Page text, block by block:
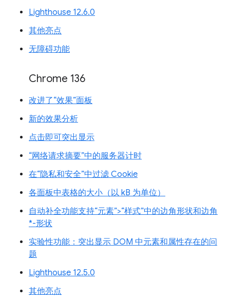
Lighthouse 12.6.0
其他亮点
无障碍功能
Chrome 136
改进了“效果”面板
新的效果分析
点击即可突出显示
“网络请求摘要”中的服务器计时
在“隐私和安全”中过滤 Cookie
各面板中表格的大小（以 kB 为单位）
自动补全功能支持“元素”>“样式”中的边角形状和边角
*-形状
实验性功能：突出显示 DOM 中元素和属性存在的问
题
Lighthouse 12.5.0
其他亮点